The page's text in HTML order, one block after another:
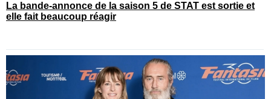
La bande-annonce de la saison 5 de STAT est sortie et
elle fait beaucoup réagir